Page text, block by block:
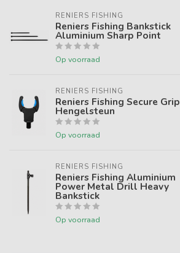
RENIERS FISHING
Reniers Fishing Bankstick
Aluminium Sharp Point
Op voorraad
RENIERS FISHING
Reniers Fishing Secure Grip
Hengelsteun
Op voorraad
RENIERS FISHING
Reniers Fishing Aluminium
Power Metal Drill Heavy
Bankstick
Op voorraad